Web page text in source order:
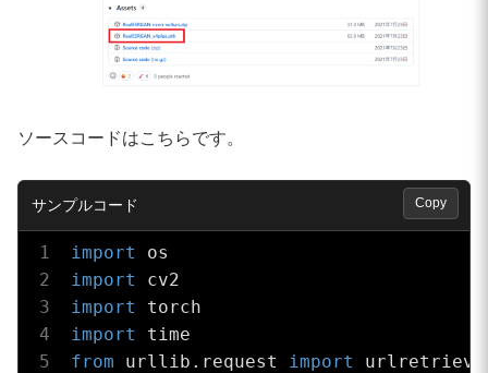
ソースコードはこちらです。
import
import
import
import
from urllib.request import urlretrieve
Copy